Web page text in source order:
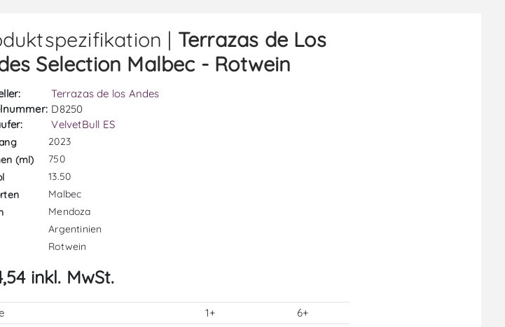
| Terrazas de Los
Selection Malbec - Rotwein
Terrazas de los Andes
D8250
VelvetBull ES
2023
(ml)
750
13.50
Malbec
Mendoza
Argentinien
Rotwein
inkl. MwSt.
1+
6+